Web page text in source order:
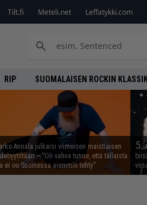
Tilt.fi Meteli.net Leffatykki.com
RIP SUOMALAISEN ROCKIN
Annala julkaisi viimeisen maistiaisen
– ”Oli vahva tunne, että tällaista
ei oo Suomessa aiemmin tehty”
5.